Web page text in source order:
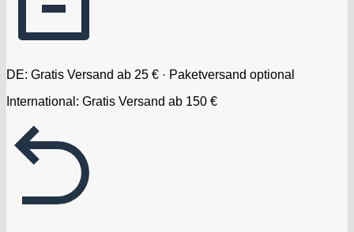
DE: Gratis Versand ab 25 € · Paketversand optional
International: Gratis Versand ab 150 €